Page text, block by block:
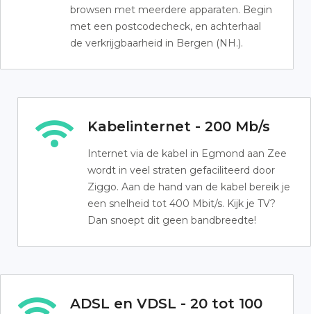
browsen met meerdere apparaten. Begin
met een postcodecheck, en achterhaal
de verkrijgbaarheid in Bergen (NH.).
Kabelinternet - 200 Mb/s
Internet via de kabel in Egmond aan Zee
wordt in veel straten gefaciliteerd door
Ziggo. Aan de hand van de kabel bereik je
een snelheid tot 400 Mbit/s. Kijk je TV?
Dan snoept dit geen bandbreedte!
ADSL en VDSL - 20 tot 100